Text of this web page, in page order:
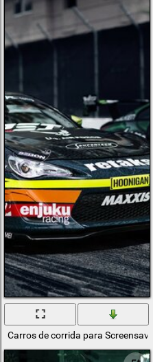
Carros de corrida para Screensaver